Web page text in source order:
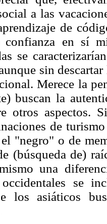
a las
de
confianza en sí
se
sin
Merece la
buscan la
otros aspectos.
de
"negro" o de
(búsqueda de)
una
se
los asiáticos